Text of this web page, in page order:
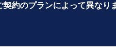
約のプランによって異なり